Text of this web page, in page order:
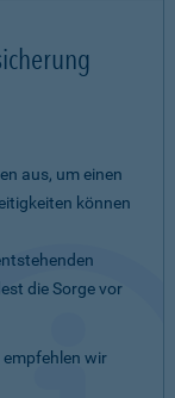
aus, um einen
können
die Sorge vor
wir